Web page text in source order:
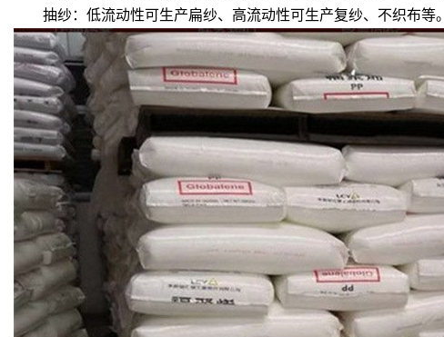
抽纱：低流动性可生产扁纱、高流动性可生产复纱、不织布等。